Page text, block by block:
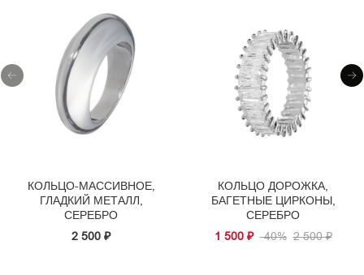
КОЛЬЦО-МАССИВНОЕ,
ГЛАДКИЙ МЕТАЛЛ,
СЕРЕБРО
2 500 ₽
КОЛЬЦО ДОРОЖКА,
БАГЕТНЫЕ ЦИРКОНЫ,
СЕРЕБРО
1 500 ₽ -40% 2 500 ₽